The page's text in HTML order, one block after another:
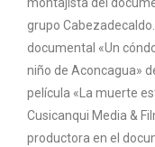
montajista del
grupo
documental «Un
niño de Aconcagua»
película «La muerte
Cusicanqui Media &
productora en el